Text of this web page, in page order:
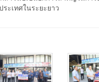
ะเทศในระยะยาว